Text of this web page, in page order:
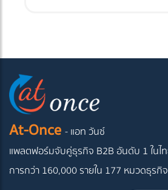
At-Once - แอท วันซ์
แพลตฟอร์มจับคู่ธุรกิจ B2B อันดับ 1 ในไ
การกว่า 160,000 รายใน 177 หมวดธุรกิจ